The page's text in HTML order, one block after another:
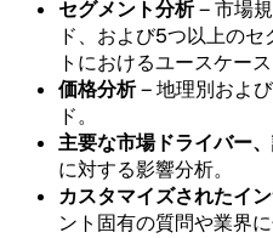
セグメント分析– 市場
ド、および5つ以上の
トにおけるユースケース
価格分析– 地理別およ
ド。
主要な市場ドライバー
に対する影響分析。
カスタマイズされたイ
ント固有の質問や業界